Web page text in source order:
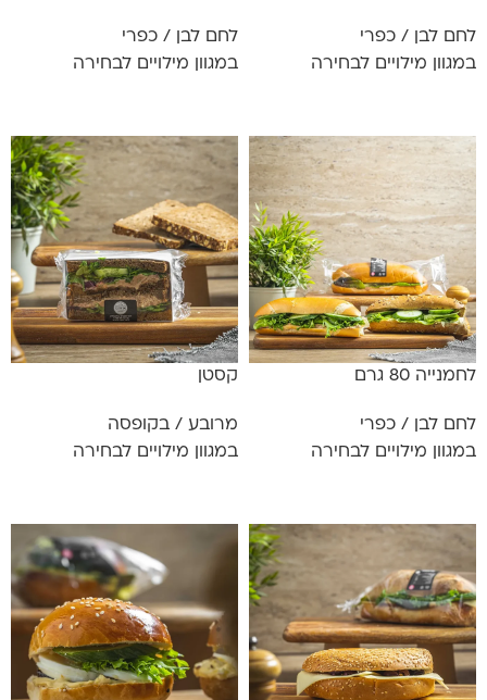
לחם לבן / כפרי
במגוון מילויים לבחירה
לחם לבן / כפרי
במגוון מילויים לבחירה
לחמנייה 80 גרם
לחם לבן / כפרי
במגוון מילויים לבחירה
קסטן
מרובע / בקופסה
במגוון מילויים לבחירה